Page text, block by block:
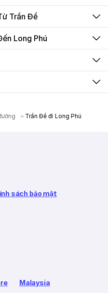
Trần Đề
Long Phú
Trần Đề đi Long Phú
sách bảo mật
Malaysia